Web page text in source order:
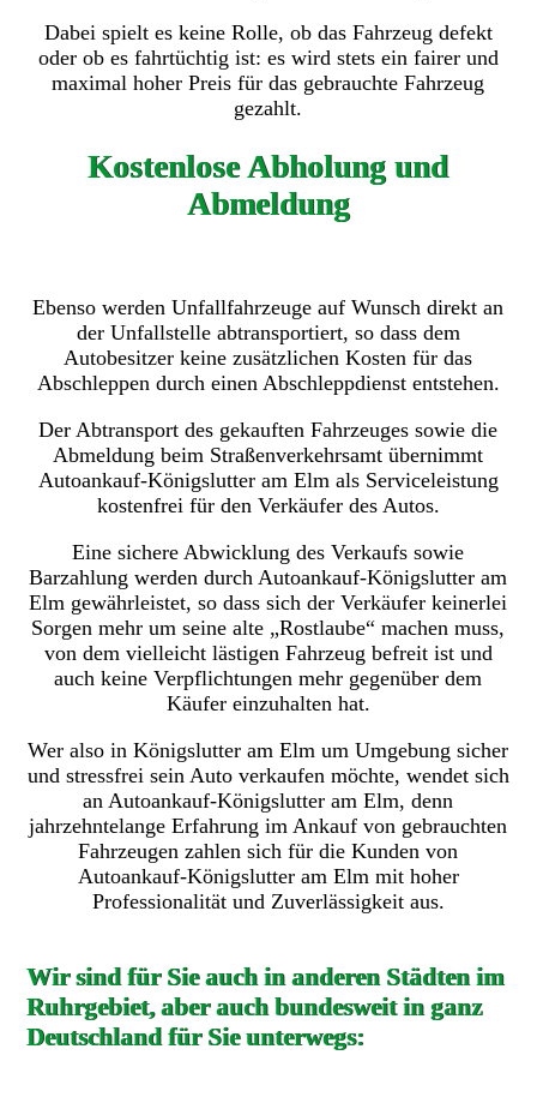
Dabei spielt es keine Rolle, ob das Fahrzeug defekt
oder ob es fahrtüchtig ist: es wird stets ein fairer und
maximal hoher Preis für das gebrauchte Fahrzeug
gezahlt.
Kostenlose Abholung und
Abmeldung
Ebenso werden Unfallfahrzeuge auf Wunsch direkt an
der Unfallstelle abtransportiert, so dass dem
Autobesitzer keine zusätzlichen Kosten für das
Abschleppen durch einen Abschleppdienst entstehen.
Der Abtransport des gekauften Fahrzeuges sowie die
Abmeldung beim Straßenverkehrsamt übernimmt
Autoankauf-Königslutter am Elm als Serviceleistung
kostenfrei für den Verkäufer des Autos.
Eine sichere Abwicklung des Verkaufs sowie
Barzahlung werden durch Autoankauf-Königslutter am
Elm gewährleistet, so dass sich der Verkäufer keinerlei
Sorgen mehr um seine alte „Rostlaube“ machen muss,
von dem vielleicht lästigen Fahrzeug befreit ist und
auch keine Verpflichtungen mehr gegenüber dem
Käufer einzuhalten hat.
Wer also in Königslutter am Elm um Umgebung sicher
und stressfrei sein Auto verkaufen möchte, wendet sich
an Autoankauf-Königslutter am Elm, denn
jahrzehntelange Erfahrung im Ankauf von gebrauchten
Fahrzeugen zahlen sich für die Kunden von
Autoankauf-Königslutter am Elm mit hoher
Professionalität und Zuverlässigkeit aus.
Wir sind für Sie auch in anderen Städten im
Ruhrgebiet, aber auch bundesweit in ganz
Deutschland für Sie unterwegs: